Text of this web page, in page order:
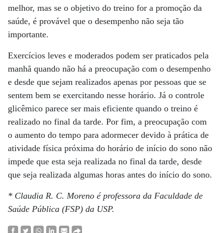
melhor, mas se o objetivo do treino for a promoção da
saúde, é provável que o desempenho não seja tão
importante.
Exercícios leves e moderados podem ser praticados pela
manhã quando não há a preocupação com o desempenho
e desde que sejam realizados apenas por pessoas que se
sentem bem se exercitando nesse horário. Já o controle
glicêmico parece ser mais eficiente quando o treino é
realizado no final da tarde. Por fim, a preocupação com
o aumento do tempo para adormecer devido à prática de
atividade física próxima do horário de início do sono não
impede que esta seja realizada no final da tarde, desde
que seja realizada algumas horas antes do início do sono.
* Claudia R. C. Moreno é professora da Faculdade de
Saúde Pública (FSP) da USP.